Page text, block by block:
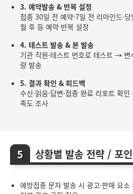
3. 예약발송 & 반복 설정
접종 30일 전 예약·7일 전 리마인드·
월 후 등 예약·반복 설정
4. 테스트 발송 & 본 발송
기관 직원·테스트 번호로 테스트 → 변
량 발송
5. 결과 확인 & 피드백
수신·읽음·답변·접종 완료 리포트 확
족도 조사
상황별 발송 전략 / 포
예방접종 문자 발송 시 광고·판매 요